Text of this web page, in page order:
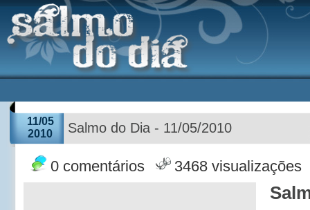
11/05
2010
Salmo do Dia - 11/05/2010
0 comentários 3468 visualizações